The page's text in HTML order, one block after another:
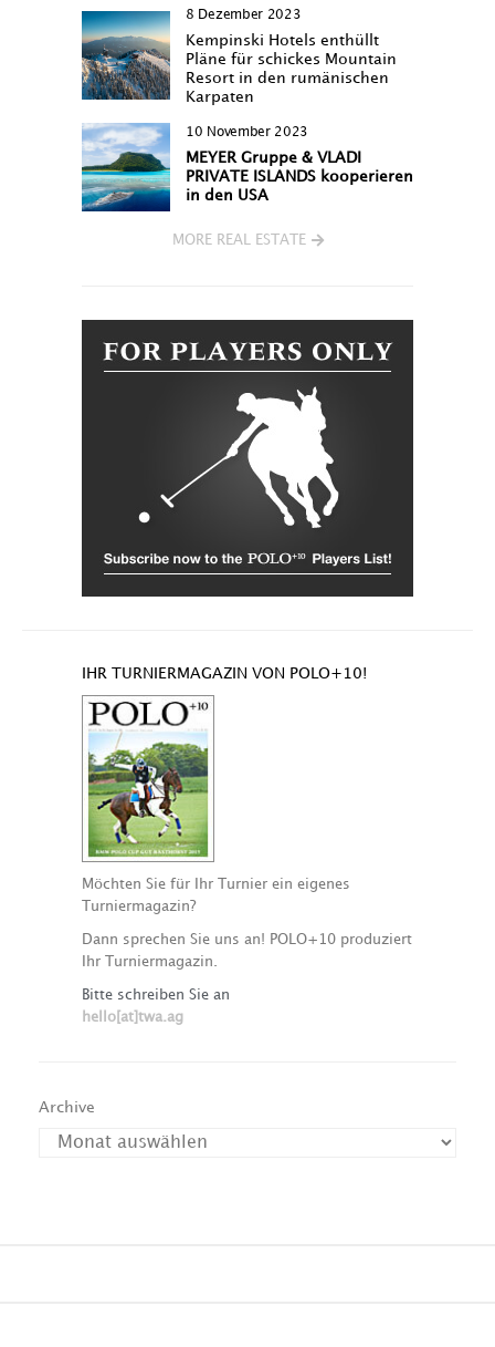
8 Dezember 2023
Kempinski Hotels enthüllt
Pläne für schickes Mountain
Resort in den rumänischen
Karpaten
10 November 2023
MEYER Gruppe & VLADI
PRIVATE ISLANDS kooperieren
in den USA
MORE REAL ESTATE
IHR TURNIERMAGAZIN VON POLO+10!
Möchten Sie für Ihr Turnier ein eigenes
Turniermagazin?
Dann sprechen Sie uns an! POLO+10 produziert
Ihr Turniermagazin.
Bitte schreiben Sie an
hello[at]twa.ag
Archive